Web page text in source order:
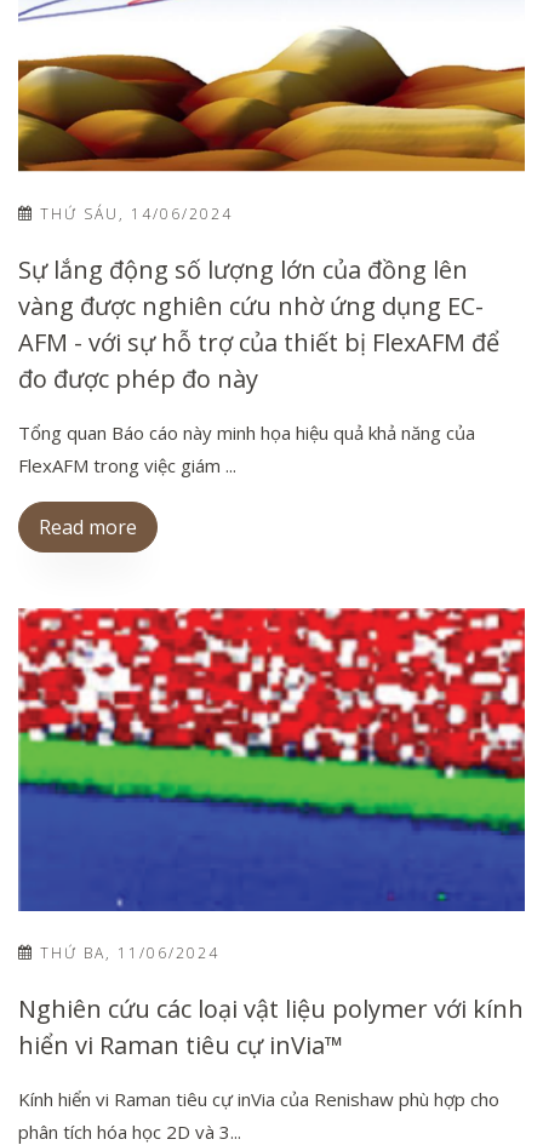
THỨ SÁU, 14/06/2024
Sự lắng động số lượng lớn của đồng lên
vàng được nghiên cứu nhờ ứng dụng EC-
AFM - với sự hỗ trợ của thiết bị FlexAFM để
đo được phép đo này
Tổng quan Báo cáo này minh họa hiệu quả khả năng của
FlexAFM trong việc giám ...
Read more
THỨ BA, 11/06/2024
Nghiên cứu các loại vật liệu polymer với kính
hiển vi Raman tiêu cự inVia™
Kính hiển vi Raman tiêu cự inVia của Renishaw phù hợp cho
phân tích hóa học 2D và 3...